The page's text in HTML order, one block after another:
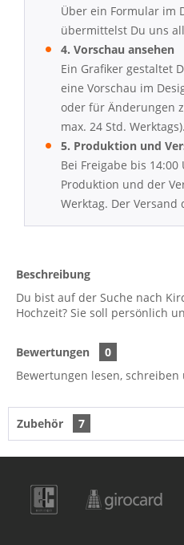
Über ein Formular im
übermittelst Du uns
4. Vorschau ansehen
Ein Grafiker gestaltet
eine Vorschau im
oder für Änderungen
max. 24 Std. Werktags).
5. Produktion und
Bei Freigabe bis
Produktion und der
Werktag. Der Versand
Beschreibung
Du bist auf der Suche nach
Hochzeit? Sie soll persönlich
Bewertungen
0
Bewertungen lesen,
Zubehör 7